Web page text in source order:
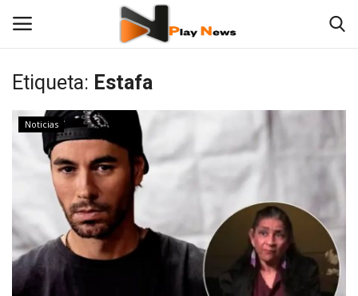
Noticias
Contáctenos
TV en Vivo
En Vivo
Las 12 Play
Etiqueta: Estafa
Noticias